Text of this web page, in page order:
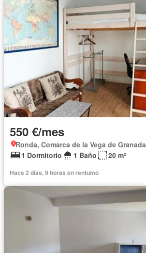
550 €/mes
Ronda, Comarca de la Vega de Granada
1 Dormitorio
1 Baño 20 m²
Hace 2 días, 9 horas en rentumo